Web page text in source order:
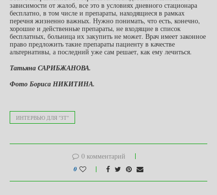
зависимости от жалоб, все это в условиях дневного стационара
бесплатно, в том числе и препараты, находящиеся в рамках
перечня жизненно важных. Нужно понимать, что есть, конечно,
хорошие и действенные препараты, не входящие в список
бесплатных, больница их закупить не может. Врач имеет законное
право предложить такие препараты пациенту в качестве
альтернативы, а последний уже сам решает, как ему лечиться.
Татьяна САРИБЖАНОВА.
Фото Бориса НИКИТИНА.
ИНТЕРВЬЮ ДЛЯ "ЗТ"
0 комментарий
0